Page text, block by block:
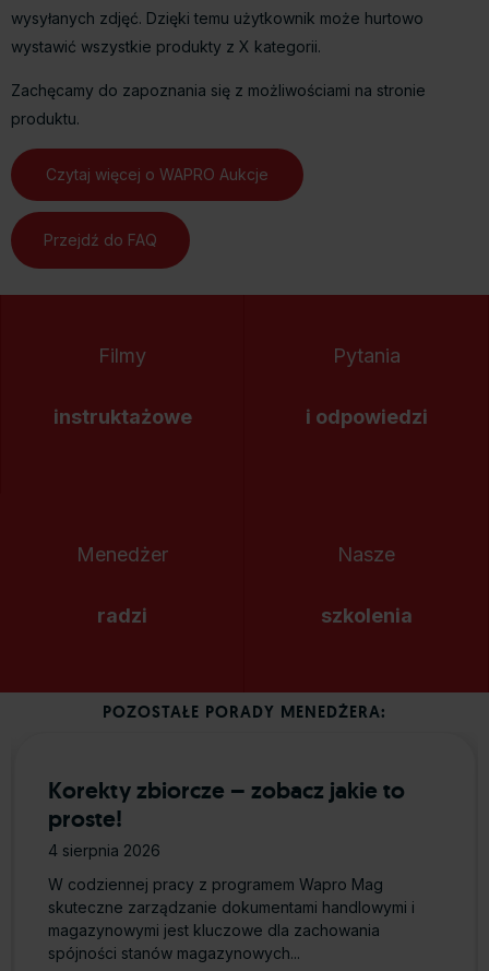
wysyłanych zdjęć. Dzięki temu użytkownik może hurtowo
wystawić wszystkie produkty z X kategorii.
Zachęcamy do zapoznania się z możliwościami na stronie
produktu.
Czytaj więcej o WAPRO Aukcje
Przejdź do FAQ
Filmy
instruktażowe
Pytania
i odpowiedzi
Menedżer
radzi
Nasze
szkolenia
POZOSTAŁE PORADY MENEDŻERA:
Korekty zbiorcze – zobacz jakie to
proste!
4 sierpnia 2026
W codziennej pracy z programem Wapro Mag
skuteczne zarządzanie dokumentami handlowymi i
magazynowymi jest kluczowe dla zachowania
spójności stanów magazynowych...